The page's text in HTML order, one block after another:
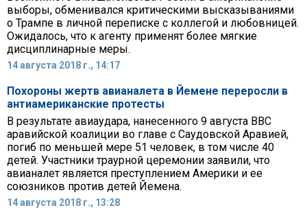
выборы, обменивался критическими высказываниями
о Трампе в личной переписке с коллегой и любовницей.
Ожидалось, что к агенту применят более мягкие
дисциплинарные меры.
14 августа 2018 г., 14:17
Похороны жертв авианалета в Йемене переросли в
антиамериканские протесты
В результате авиаудара, нанесенного 9 августа ВВС
аравийской коалиции во главе с Саудовской Аравией,
погиб по меньшей мере 51 человек, в том числе 40
детей. Участники траурной церемонии заявили, что
авианалет является преступлением Америки и ее
союзников против детей Йемена.
14 августа 2018 г., 13:28